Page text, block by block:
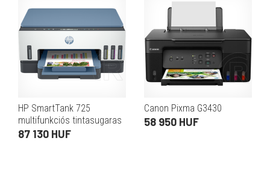
HP SmartTank 725
multifunkciós tintasugaras
külsőtartályos nyomtató
87 130 HUF
Canon Pixma G3430
58 950 HUF